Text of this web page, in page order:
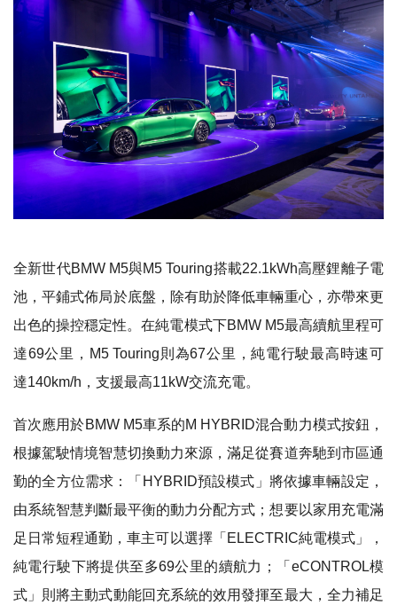
全新世代BMW M5與M5 Touring搭載22.1kWh高壓鋰離子電
池，平鋪式佈局於底盤，除有助於降低車輛重心，亦帶來更
出色的操控穩定性。在純電模式下BMW M5最高續航里程可
達69公里，M5 Touring則為67公里，純電行駛最高時速可
達140km/h，支援最高11kW交流充電。
首次應用於BMW M5車系的M HYBRID混合動力模式按鈕，
根據駕駛情境智慧切換動力來源，滿足從賽道奔馳到市區通
勤的全方位需求：「HYBRID預設模式」將依據車輛設定，
由系統智慧判斷最平衡的動力分配方式；想要以家用充電滿
足日常短程通勤，車主可以選擇「ELECTRIC純電模式」，
純電行駛下將提供至多69公里的續航力；「eCONTROL模
式」則將主動式動能回充系統的效用發揮至最大，全力補足